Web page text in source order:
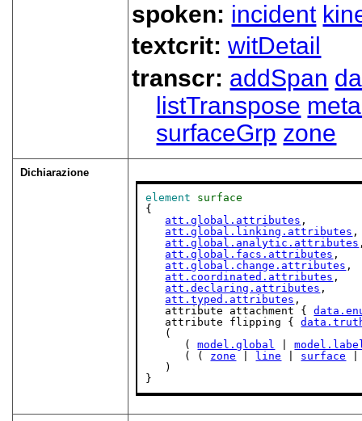
spoken: incident
textcrit:witDetail
transcr: addSpan
listTranspose
surfaceGrp zone
Dichiarazione
element
surface
{
att.global.attributes ,
att.global.linking.attributes ,
att.global.analytic.attributes
att.global.facs.attributes ,
att.global.change.attributes ,
att.coordinated.attributes ,
att.declaring.attributes ,
att.typed.attributes ,
   attribute attachment {
   attribute flipping {
   (
      (
model.global |
      ( (
zone line surface
   )
}